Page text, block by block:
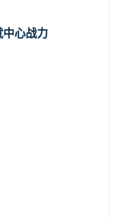
心战力